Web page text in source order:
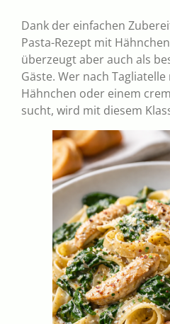
Dank der einfachen
Pasta-Rezept mit
überzeugt aber auch als
Gäste. Wer nach
Hähnchen oder einem
sucht, wird mit diesem